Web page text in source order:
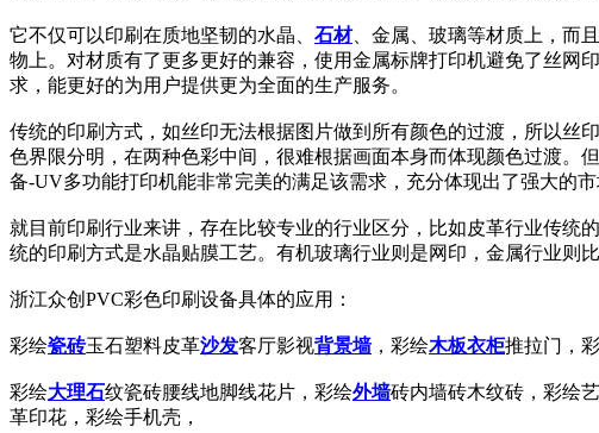
它不仅可以印刷在质地坚韧的水晶、 石材、金属、玻璃等材质上，而
物上。对材质有了更多更好的兼容，使用金属标牌打印机避免了丝网
求，能更好的为用户提供更为全面的生产服务。
传统的印刷方式，如丝印无法根据图片做到所有颜色的过渡，所以丝
色界限分明，在两种色彩中间，很难根据画面本身而体现颜色过渡。
备-UV多功能打印机能非常完美的满足该需求，充分体现出了强大的
就目前印刷行业来讲，存在比较专业的行业区分，比如皮革行业传
统的印刷方式是水晶贴膜工艺。有机玻璃行业则是网印，金属行业则
浙江众创PVC彩色印刷设备具体的应用：
彩绘瓷砖玉石塑料皮革沙发客厅影视背景墙，彩绘木板衣柜推拉门，
彩绘大理石纹瓷砖腰线地脚线花片，彩绘外墙砖内墙砖木纹砖，彩绘
革印花，彩绘手机壳，